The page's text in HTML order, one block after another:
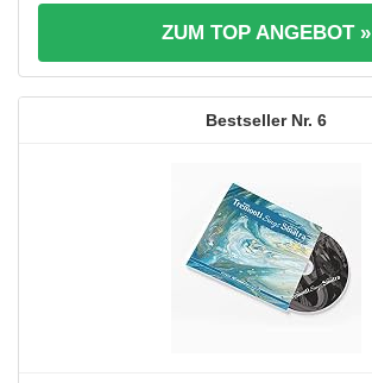
ZUM TOP ANGEBOT »
6